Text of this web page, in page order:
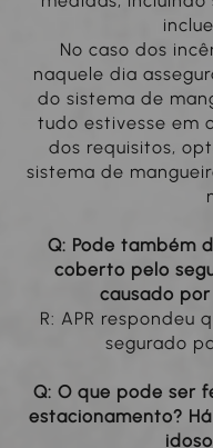
No caso dos
naquele dia
do sistema de
tudo estivesse em
dos requisitos,
sistema de
Q: Pode também
coberto pelo
causado
R: APR respondeu
segurado
Q: O que pode ser
estacionamento?